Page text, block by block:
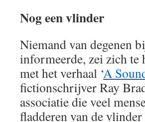
Nog een vlinder
Niemand van degenen
informeerde, zei zich te
met het verhaal ‘A
fictionschrijver Ray
associatie die veel
fladderen van de